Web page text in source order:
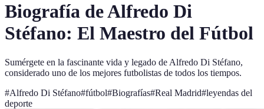
Biografía de Alfredo Di
Stéfano: El Maestro del Fútbol
Sumérgete en la fascinante vida y legado de Alfredo Di Stéfano,
considerado uno de los mejores futbolistas de todos los tiempos.
#Alfredo Di Stéfano#fútbol#Biografías#Real Madrid#leyendas del
deporte